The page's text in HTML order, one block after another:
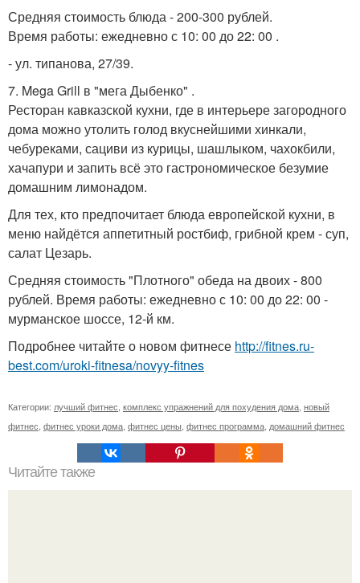
Средняя стоимость блюда - 200-300 рублей.
Время работы: ежедневно с 10: 00 до 22: 00 .
- ул. типанова, 27/39.
7. Mega Grill в "мега Дыбенко" .
Ресторан кавказской кухни, где в интерьере загородного
дома можно утолить голод вкуснейшими хинкали,
чебуреками, сациви из курицы, шашлыком, чахокбили,
хачапури и запить всё это гастрономическое безумие
домашним лимонадом.
Для тех, кто предпочитает блюда европейской кухни, в
меню найдётся аппетитный ростбиф, грибной крем - суп,
салат Цезарь.
Средняя стоимость "Плотного" обеда на двоих - 800
рублей. Время работы: ежедневно с 10: 00 до 22: 00 -
мурманское шоссе, 12-й км.
Подробнее читайте о новом фитнесе http://fitnes.ru-
best.com/uroki-fitnesa/novyy-fitnes
Категории: лучший фитнес, комплекс упражнений для похудения дома, новый
фитнес, фитнес уроки дома, фитнес цены, фитнес программа, домашний фитнес
Читайте также